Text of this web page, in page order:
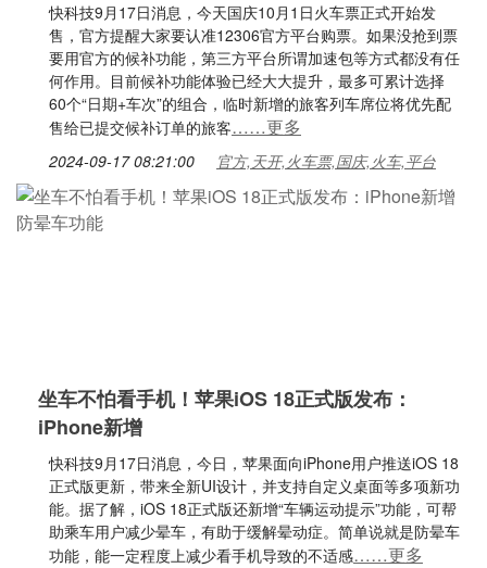
快科技9月17日消息，今天国庆10月1日火车票正式开始发
售，官方提醒大家要认准12306官方平台购票。如果没抢到票
要用官方的候补功能，第三方平台所谓加速包等方式都没有任
何作用。目前候补功能体验已经大大提升，最多可累计选择
60个“日期+车次”的组合，临时新增的旅客列车席位将优先配
售给已提交候补订单的旅客……更多
2024-09-17 08:21:00 官方,天开,火车票,国庆,火车,平台
坐车不怕看手机！苹果iOS 18正式版发布：
iPhone新增
快科技9月17日消息，今日，苹果面向iPhone用户推送iOS 18
正式版更新，带来全新UI设计，并支持自定义桌面等多项新功
能。据了解，iOS 18正式版还新增“车辆运动提示”功能，可帮
助乘车用户减少晕车，有助于缓解晕动症。简单说就是防晕车
功能，能一定程度上减少看手机导致的不适感……更多